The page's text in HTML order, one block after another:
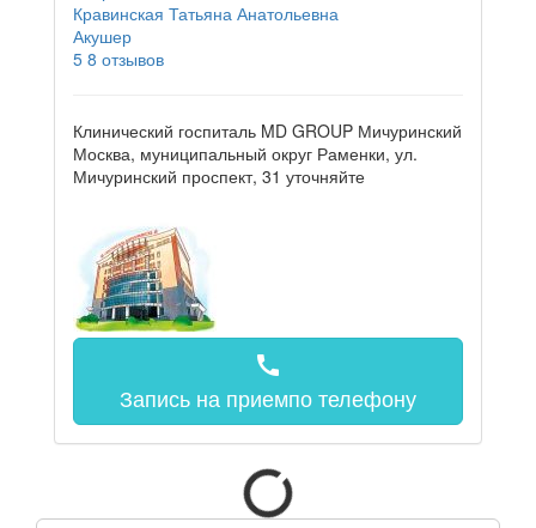
Кравинская Татьяна Анатольевна
Акушер
5 8 отзывов
Клинический госпиталь MD GROUP Мичуринский
Москва, муниципальный округ Раменки, ул.
Мичуринский проспект, 31 уточняйте
call
Запись на приемпо телефону